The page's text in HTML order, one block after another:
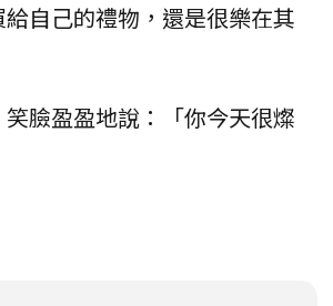
自己的禮物，還是很樂在其
臉盈盈地說：「你今天很燦